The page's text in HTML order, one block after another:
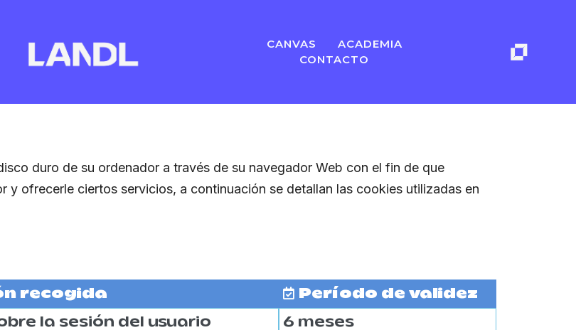
CANVAS
ACADEMIA
CONTACTO
duro de su ordenador a través de su navegador Web con el fin de que
y ofrecerle ciertos servicios, a continuación se detallan las cookies utilizadas en
recogida Período de validez
la sesión del usuario 6 meses